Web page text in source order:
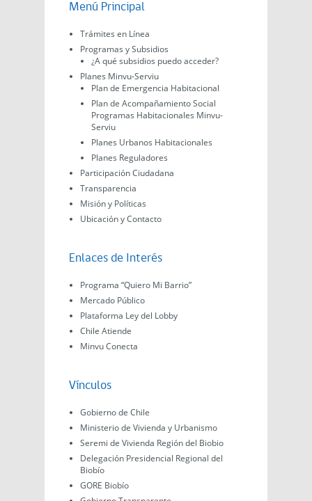
Menú Principal
Trámites en Línea
Programas y Subsidios
¿A qué subsidios puedo acceder?
Planes Minvu-Serviu
Plan de Emergencia Habitacional
Plan de Acompañamiento Social
Programas Habitacionales Minvu-
Serviu
Planes Urbanos Habitacionales
Planes Reguladores
Participación Ciudadana
Transparencia
Misión y Políticas
Ubicación y Contacto
Enlaces de Interés
Programa “Quiero Mi Barrio”
Mercado Público
Plataforma Ley del Lobby
Chile Atiende
Minvu Conecta
Vínculos
Gobierno de Chile
Ministerio de Vivienda y Urbanismo
Seremi de Vivienda Región del Biobio
Delegación Presidencial Regional del
Biobío
GORE Biobío